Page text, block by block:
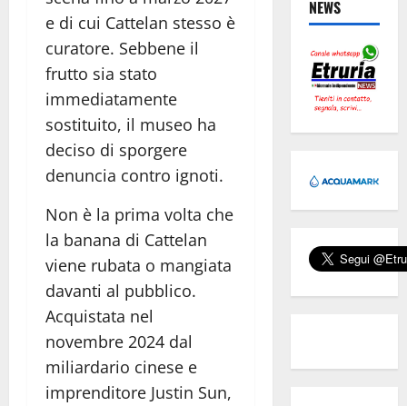
e di cui Cattelan stesso è
curatore. Sebbene il
frutto sia stato
immediatamente
sostituito, il museo ha
deciso di sporgere
denuncia contro ignoti.
Non è la prima volta che
la banana di Cattelan
viene rubata o mangiata
davanti al pubblico.
Acquistata nel
novembre 2024 dal
miliardario cinese e
imprenditore Justin Sun,
NEWS